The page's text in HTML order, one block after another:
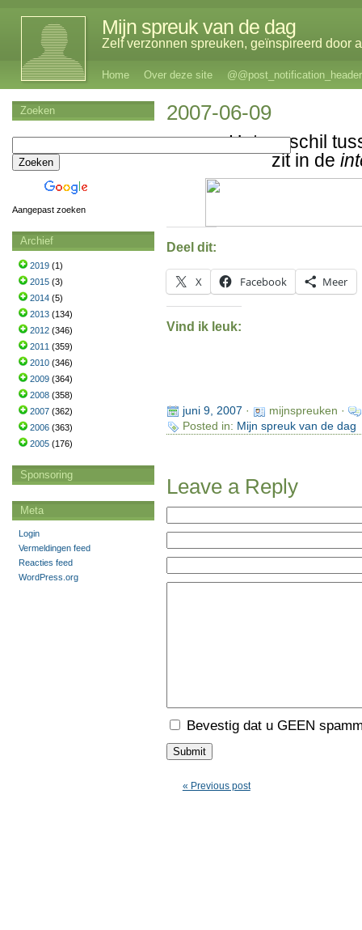
Mijn spreuk van de dag
Zelf verzonnen spreuken, geïnspireerd door
Home Over deze site @@post_notification_header
2007-06-09
Het verschil
zit in de
Deel dit:
X Facebook Meer
Vind ik leuk:
juni 9, 2007 ·
mijnspreuken ·
Posted in: Mijn spreuk van de dag
Leave a Reply
Bevestig dat u GEEN
« Previous post
Zoeken
Aangepast zoeken
Archief
2019 (1)
2015 (3)
2014 (5)
2013 (134)
2012 (346)
2011 (359)
2010 (346)
2009 (364)
2008 (358)
2007 (362)
2006 (363)
2005 (176)
Sponsoring
Meta
Login
Vermeldingen feed
Reacties feed
WordPress.org